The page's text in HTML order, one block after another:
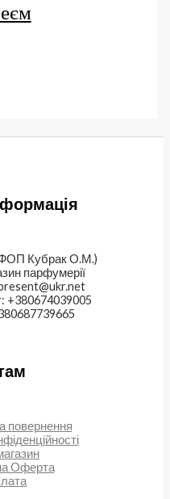
Кубрак О.М.)
парфумерії
+380674039005
повернення
Оферта